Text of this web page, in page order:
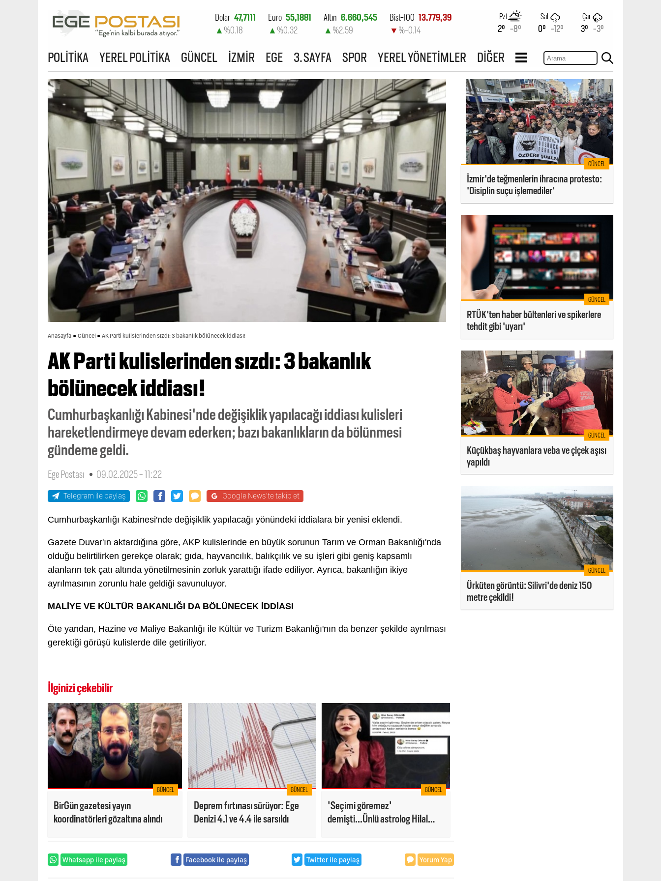
Dolar 47,7111
▲ %0.18
Euro 55,1881
▲ %0.32
Altın 6.660,545
▲ %2.59
Bist-100 13.779,39
▼ %-0.14
Pzt
2° -8°
Sal
0° -12°
Çar
3° -3°
POLİTİKA YEREL POLİTİKA GÜNCEL İZMİR EGE 3. SAYFA SPOR YEREL YÖNETİMLER DİĞER
Anasayfa Güncel AK Parti kulislerinden sızdı: 3 bakanlık bölünecek iddiası!
AK Parti kulislerinden sızdı: 3 bakanlık
bölünecek iddiası!
Cumhurbaşkanlığı Kabinesi'nde değişiklik yapılacağı iddiası kulisleri
hareketlendirmeye devam ederken; bazı bakanlıkların da bölünmesi
gündeme geldi.
Ege Postası 09.02.2025 - 11:22
Telegram ile paylaş Google News'te takip et
Cumhurbaşkanlığı Kabinesi'nde değişiklik yapılacağı yönündeki iddialara bir yenisi eklendi.
Gazete Duvar'ın aktardığına göre, AKP kulislerinde en büyük sorunun Tarım ve Orman Bakanlığı'nda
olduğu belirtilirken gerekçe olarak; gıda, hayvancılık, balıkçılık ve su işleri gibi geniş kapsamlı
alanların tek çatı altında yönetilmesinin zorluk yarattığı ifade ediliyor. Ayrıca, bakanlığın ikiye
ayrılmasının zorunlu hale geldiği savunuluyor.
MALİYE VE KÜLTÜR BAKANLIĞI DA BÖLÜNECEK İDDİASI
Öte yandan, Hazine ve Maliye Bakanlığı ile Kültür ve Turizm Bakanlığı'nın da benzer şekilde ayrılması
gerektiği görüşü kulislerde dile getiriliyor.
İlginizi çekebilir
GÜNCEL
BirGün gazetesi yayın
koordinatörleri gözaltına alındı
GÜNCEL
Deprem fırtınası sürüyor: Ege
Denizi 4.1 ve 4.4 ile sarsıldı
GÜNCEL
'Seçimi göremez'
demişti...Ünlü astrolog Hilal
Whatsapp ile paylaş Facebook ile paylaş Twitter ile paylaş Yorum Yap
GÜNCEL
İzmir'de teğmenlerin ihracına protesto:
'Disiplin suçu işlemediler'
GÜNCEL
RTÜK'ten haber bültenleri ve spikerlere
tehdit gibi 'uyarı'
GÜNCEL
Küçükbaş hayvanlara veba ve çiçek aşısı
yapıldı
GÜNCEL
Ürküten görüntü: Silivri'de deniz 150
metre çekildi!